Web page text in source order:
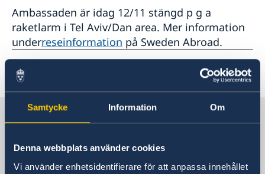
Samtycke Information Om
Denna webbplats använder cookies
Vi använder enhetsidentifierare för att anpassa innehållet
Ambassaden är idag 12/11 stängd p g a
raketlarm i Tel Aviv/Dan area. Mer information
underreseinformation på Sweden Abroad.
Senast uppdaterad 12 nov. 2019, 09.34
Sverige i Israel, Tel Aviv
Sveriges ambassad